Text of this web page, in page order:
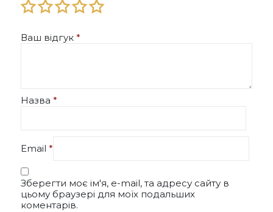
Ваш відгук *
Назва *
Email *
Зберегти моє ім'я, e-mail, та адресу сайту в
цьому браузері для моїх подальших
коментарів.